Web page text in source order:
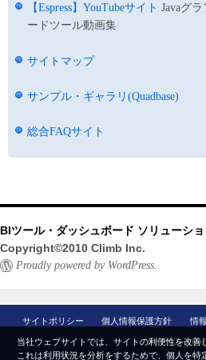
【Espress】YouTubeサイト Javaグ
ードツール動画集
サイトマップ
サンプル・ギャラリ(Quadbase)
総合FAQサイト
BIツール・ダッシュボード ソリューシ
Copyright©2010 Climb Inc.
Proudly powered by WordPress.
サイトポリシー 個人情報保護方針 情
© 2007-2024
当社ウェブサイトでは、サイトの利便性を改善
これは利用状況を分析をするためで、個人を特